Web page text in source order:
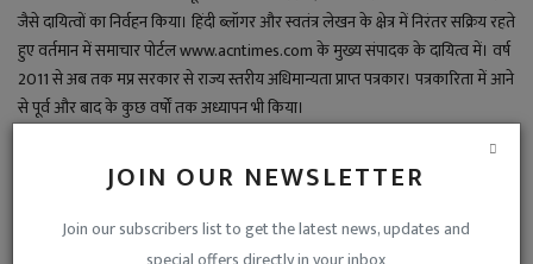
JOIN OUR NEWSLETTER
Join our subscribers list to get the latest news, updates and
जैसे दायित्वों का निर्वहन किया। हिंदी ब्लॉगर और स्वतंत्र लेखन के क्षेत्र में निरंतर सक्रिय रहते
हुए वर्तमान में समाचार पोर्टल www.acntimes.com के मुख्य संपादक के दायित्व में। वर्ष
2011 से अब तक मप्र सरकार से राज्य स्तरीय अधिमान्यता प्राप्त पत्रकार। पत्रकारिता में आने
से पूर्व और बाद के कुछ वर्षों तक अध्यापन भी किया।